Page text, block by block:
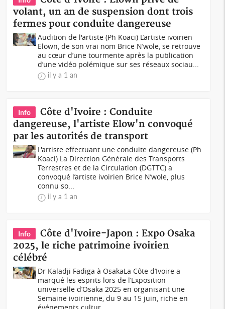
volant, un an de suspension dont trois
fermes pour conduite dangereuse
Audition de l'artiste (Ph Koaci) L’artiste ivoirien
Elown, de son vrai nom Brice N’wole, se retrouve
au cœur d’une tourmente après la publication
d’une vidéo polémique sur ses réseaux sociau...
il y a 1 an
Info
Côte d'Ivoire : Conduite
dangereuse, l'artiste Elow'n convoqué
par les autorités de transport
L'artiste effectuant une conduite dangereuse (Ph
Koaci) La Direction Générale des Transports
Terrestres et de la Circulation (DGTTC) a
convoqué l’artiste ivoirien Brice N’wole, plus
connu so...
il y a 1 an
Info
Côte d'Ivoire-Japon : Expo Osaka
2025, le riche patrimoine ivoirien
célébré
Dr Kaladji Fadiga à OsakaLa Côte d’Ivoire a
marqué les esprits lors de l’Exposition
universelle d’Osaka 2025 en organisant une
Semaine ivoirienne, du 9 au 15 juin, riche en